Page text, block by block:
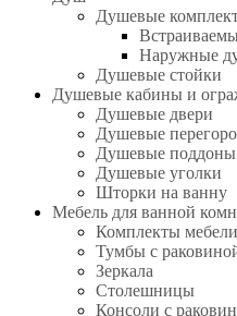
Душевые
Наружные
Душевые стойки
Душевые кабины и
Душевые двери
Душевые
Душевые поддоны
Душевые уголки
Шторки на ванну
Мебель для ванной
Комплекты мебели
Тумбы с
Зеркала
Столешницы
Консоли с